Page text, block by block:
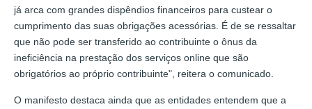
já arca com grandes dispêndios financeiros para custear o
cumprimento das suas obrigações acessórias. É de se ressaltar
que não pode ser transferido ao contribuinte o ônus da
ineficiência na prestação dos serviços online que são
obrigatórios ao próprio contribuinte", reitera o comunicado.
O manifesto destaca ainda que as entidades entendem que a